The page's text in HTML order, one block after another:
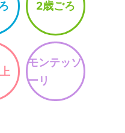
2歳ごろ
モンテッソ
ーリ